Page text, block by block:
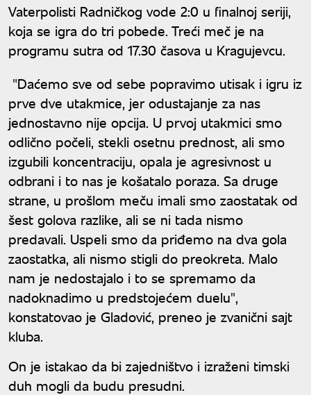
Vaterpolisti Radničkog vode 2:0 u finalnoj seriji,
koja se igra do tri pobede. Treći meč je na
programu sutra od 17.30 časova u Kragujevcu.
"Daćemo sve od sebe popravimo utisak i igru iz
prve dve utakmice, jer odustajanje za nas
jednostavno nije opcija. U prvoj utakmici smo
odlično počeli, stekli osetnu prednost, ali smo
izgubili koncentraciju, opala je agresivnost u
odbrani i to nas je košatalo poraza. Sa druge
strane, u prošlom meču imali smo zaostatak od
šest golova razlike, ali se ni tada nismo
predavali. Uspeli smo da priđemo na dva gola
zaostatka, ali nismo stigli do preokreta. Malo
nam je nedostajalo i to se spremamo da
nadoknadimo u predstojećem duelu",
konstatovao je Gladović, preneo je zvanični sajt
kluba.
On je istakao da bi zajedništvo i izraženi timski
duh mogli da budu presudni.